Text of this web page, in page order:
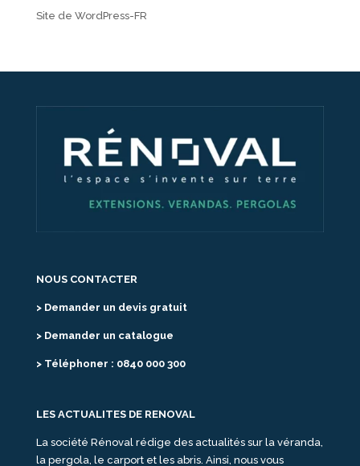
Site de WordPress-FR
NOUS CONTACTER
> Demander un devis gratuit
> Demander un catalogue
> Téléphoner : 0840 000 300
LES ACTUALITES DE RENOVAL
La société Rénoval rédige des actualités sur la véranda,
la pergola, le carport et les abris. Ainsi, nous vous